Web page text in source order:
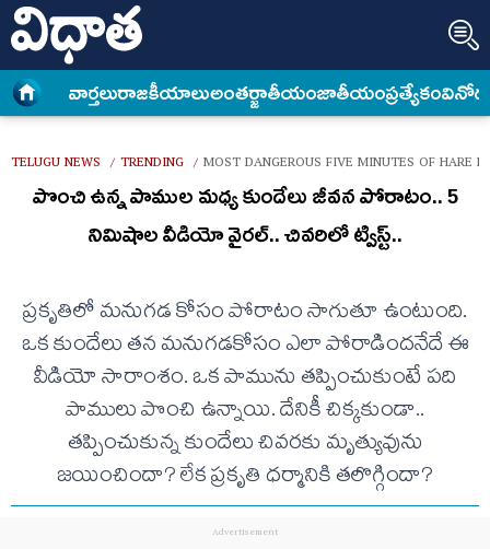
వార్త‌లురాజకీయాలుఅంత‌ర్జాతీయంజాతీయంప్రత్యేకం
TELUGU NEWS / TRENDING / MOST DANGEROUS FIVE MINUTES OF HARE
పొంచి ఉన్న పాముల మధ్య కుందేలు జీవన పోరాటం.. 5
నిమిషాల వీడియో వైరల్‌.. చివరిలో ట్విస్ట్‌..
ప్రకృతిలో మనుగడ కోసం పోరాటం సాగుతూ ఉంటుంది.
ఒక కుందేలు తన మనుగడకోసం ఎలా పోరాడిందనేదే ఈ
వీడియో సారాంశం. ఒక పామును తప్పించుకుంటే పది
పాములు పొంచి ఉన్నాయి. దేనికీ చిక్కకుండా..
తప్పించుకున్న కుందేలు చివరకు మృత్యువును
జయించిందా? లేక ప్రకృతి ధర్మానికి తలొగ్గిందా?